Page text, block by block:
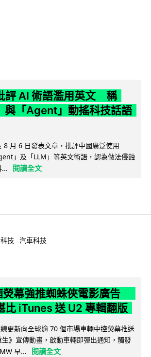
評 AI 術語濫用英文 稱
與「Agent」動搖科技話語
8 月 6 日發表文章，批評中國廣泛使用
」及「LLM」等英文術語，認為做法侵蝕
...
閱讀全文
技 汽車科技
熒幕強推蜘蛛俠電影廣告
比 iTunes 送 U2 專輯翻版
更新向全球逾 70 個市場車輛中控熒幕推送
生》宣傳動畫，啟動車輛即彈出通知，觸發
早...
閱讀全文